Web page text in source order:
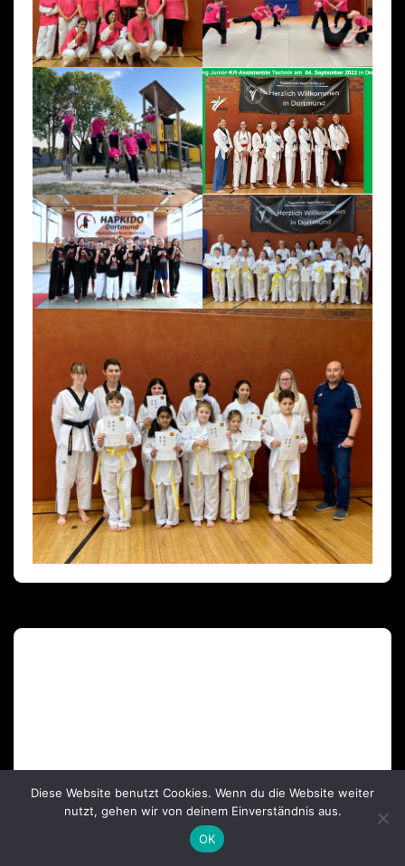
Deutscher Olympischer Sportbund
Diese Website benutzt Cookies. Wenn du die Website weiter
nutzt, gehen wir von deinem Einverständnis aus.
OK